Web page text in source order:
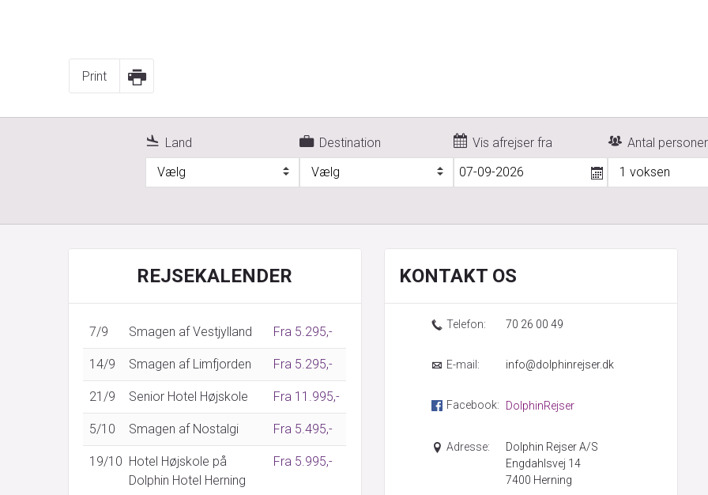
Print
Land
Vælg
Destination
Vælg
Vis afrejser fra
Antal personer
1 voksen
REJSEKALENDER
7/9 Smagen af Vestjylland Fra 5.295,-
14/9 Smagen af Limfjorden Fra 5.295,-
21/9 Senior Hotel Højskole Fra 11.995,-
5/10 Smagen af Nostalgi Fra 5.495,-
19/10 Hotel Højskole på
Dolphin Hotel Herning
Fra 5.995,-
KONTAKT OS
Telefon: 70 26 00 49
E-mail: info@dolphinrejser.dk
Facebook: DolphinRejser
Adresse:
Dolphin Rejser A/S
Engdahlsvej 14
7400 Herning